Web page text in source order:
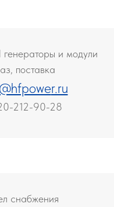
и модули
поставка
r.ru
212-90-28
снабжения